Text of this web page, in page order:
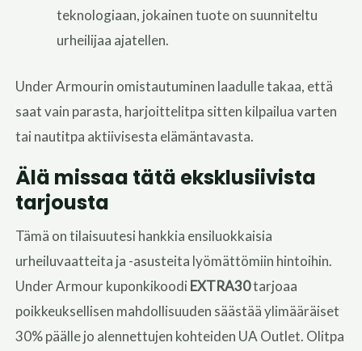
teknologiaan, jokainen tuote on suunniteltu
urheilijaa ajatellen.
Under Armourin omistautuminen laadulle takaa, että
saat vain parasta, harjoittelitpa sitten kilpailua varten
tai nautitpa aktiivisesta elämäntavasta.
Älä missaa tätä eksklusiivista
tarjousta
Tämä on tilaisuutesi hankkia ensiluokkaisia
urheiluvaatteita ja -asusteita lyömättömiin hintoihin.
Under Armour kuponkikoodi EXTRA30tarjoaa
poikkeuksellisen mahdollisuuden säästää ylimääräiset
30% päälle jo alennettujen kohteiden UA Outlet. Olitpa